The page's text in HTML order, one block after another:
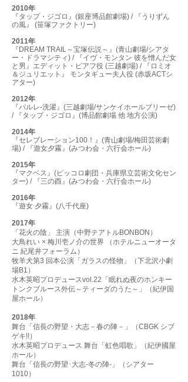
2010年
『タップ・ジゴロ』(銀座博品館劇場) / 『うりずん
の風』 (笹塚ファクトリー)
2011年
『DREAM TRAIL～宝塚伝説～』(青山劇場/シアタ
ー・ドラマシティ) / 『イヴ・モンタン 彼を憎んだ女
と男』エディット・ピアフ役 (三越劇場) / 『ロミオ
＆ジュリエット』 モンタギュー夫人役 (赤坂ACTシ
アター)
2012年
『パルレ-洗濯』(三越劇場/サンケイホールブリーゼ)
/ 『タップ・ジゴロ』(博品館劇場 他 地方公演)
2014年
『セレブレーション100！』(青山劇場/梅田芸術劇
場) / 『遊女夕霧』(みつわ会・六行会ホール)
2015年
『マクベス』(ピッコロ劇団・兵庫県立芸術文化セン
ター) / 『三の酉』(みつわ会・六行会ホール)
2016年
『遊女 夕霧』(八千代座)
2017年
「花火の陰」 主演（中野テアトルBONBON）
大鳥れい × 梅川壱ノ介の世界 （ホテルニューオータ
ニ 紀尾井フォーラム）
牧羊犬第3 回本公演「ガラスの怪物」（下北沢小劇
場B1）
水木英昭プロデュースvol.22「眠れぬ夜のホンキー
トンクブルース外伝～ティーダのうた～」（紀伊国
屋ホール）
2018年
舞台「信長の野望・大志－春の陣－」（CBGK シブ
ゲキ!!）
水木英昭プロデュース 舞台「虹色唱歌」（紀伊國屋
ホール）
舞台「信長の野望･大志-冬の陣-」（シアター
1010）